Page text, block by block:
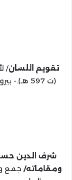
تقويم اللسان/
(ت 597 هـ).- بيروت: دار الكتب العلمية، 1440 هـ، 184 ص.
ومقاماته/ جمع